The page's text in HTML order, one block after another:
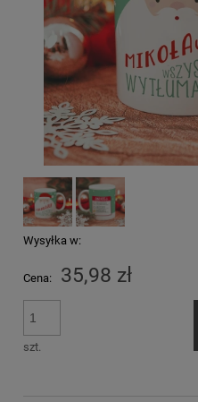
Wysyłka w:
Cena: 35,98 zł
szt.